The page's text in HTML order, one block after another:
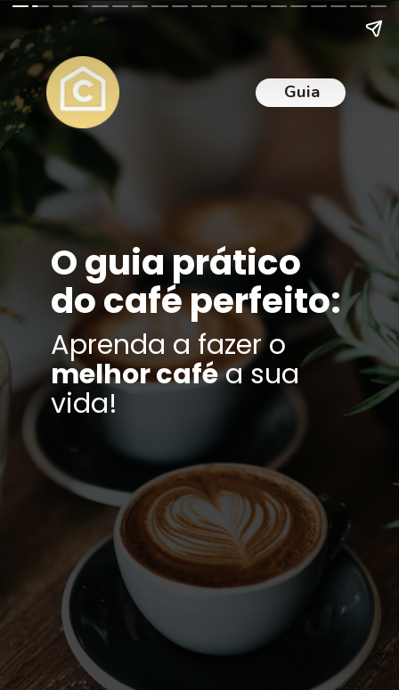
O guia prático
do café perfeito:
Aprenda a fazer o
melhor caféa sua
vida!
Guia